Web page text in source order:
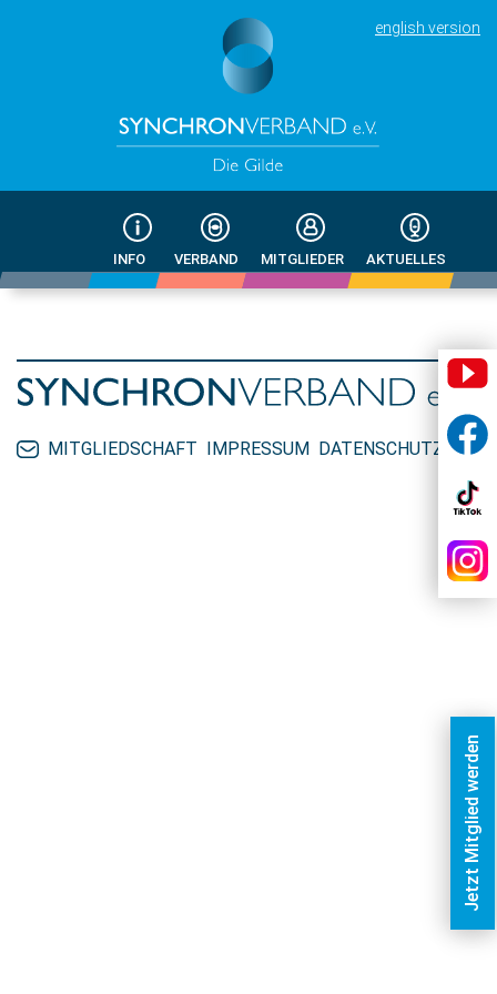
english version
INFO VERBAND MITGLIEDER AKTUELLES
MITGLIEDSCHAFT IMPRESSUM DATENSCHUTZ
Jetzt Mitglied werden